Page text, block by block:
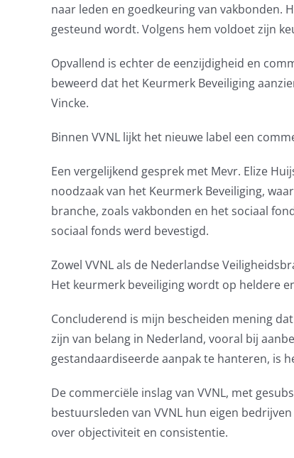
naar leden en goedkeuring van vakbonden.
gesteund wordt. Volgens hem voldoet zijn
Opvallend is echter de eenzijdigheid en
beweerd dat het Keurmerk Beveiliging
Vincke.
Binnen VVNL lijkt het nieuwe label een
Een vergelijkend gesprek met Mevr. Elize
noodzaak van het Keurmerk Beveiliging,
branche, zoals vakbonden en het sociaal
sociaal fonds werd bevestigd.
Zowel VVNL als de Nederlandse
Het keurmerk beveiliging wordt op heldere
Concluderend is mijn bescheiden mening
zijn van belang in Nederland, vooral bij
gestandaardiseerde aanpak te hanteren, is
De commerciële inslag van VVNL, met
bestuursleden van VVNL hun eigen
over objectiviteit en consistentie.